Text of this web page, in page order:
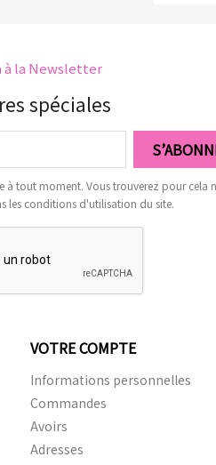
la Newsletter
spéciales
à tout moment. Vous trouverez pour cela
les conditions d'utilisation du site.
VOTRE COMPTE
Informations personnelles
Commandes
Avoirs
Adresses